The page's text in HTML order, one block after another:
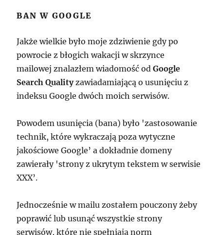
BAN W GOOGLE
Jakże wielkie było moje zdziwienie gdy po
powrocie z błogich wakacji w skrzynce
mailowej znalazłem wiadomość odGoogle
Search Qualityzawiadamiającą o usunięciu z
indeksu Google dwóch moich serwisów.
Powodem usunięcia (bana) było 'zastosowanie
technik, które wykraczają poza wytyczne
jakościowe Google’ a dokładnie domeny
zawierały 'strony z ukrytym tekstem w serwisie
XXX’.
Jednocześnie w mailu zostałem pouczony żeby
poprawić lub usunąć wszystkie strony
serwisów, które nie spełniają norm